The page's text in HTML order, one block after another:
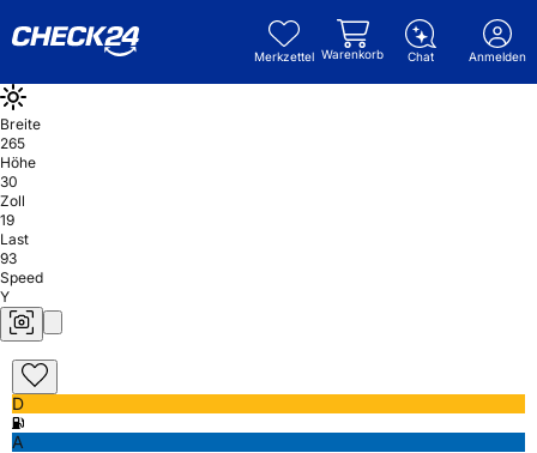
Merkzettel Warenkorb Chat Anmelden
Breite
265
Höhe
30
Zoll
19
Last
93
Speed
Y
D
A